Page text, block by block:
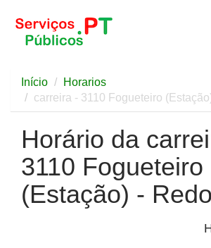
Início
Horarios
carreira - 3110 Fogueteiro
Horário da
3110 Fogueteiro
(Estação) -